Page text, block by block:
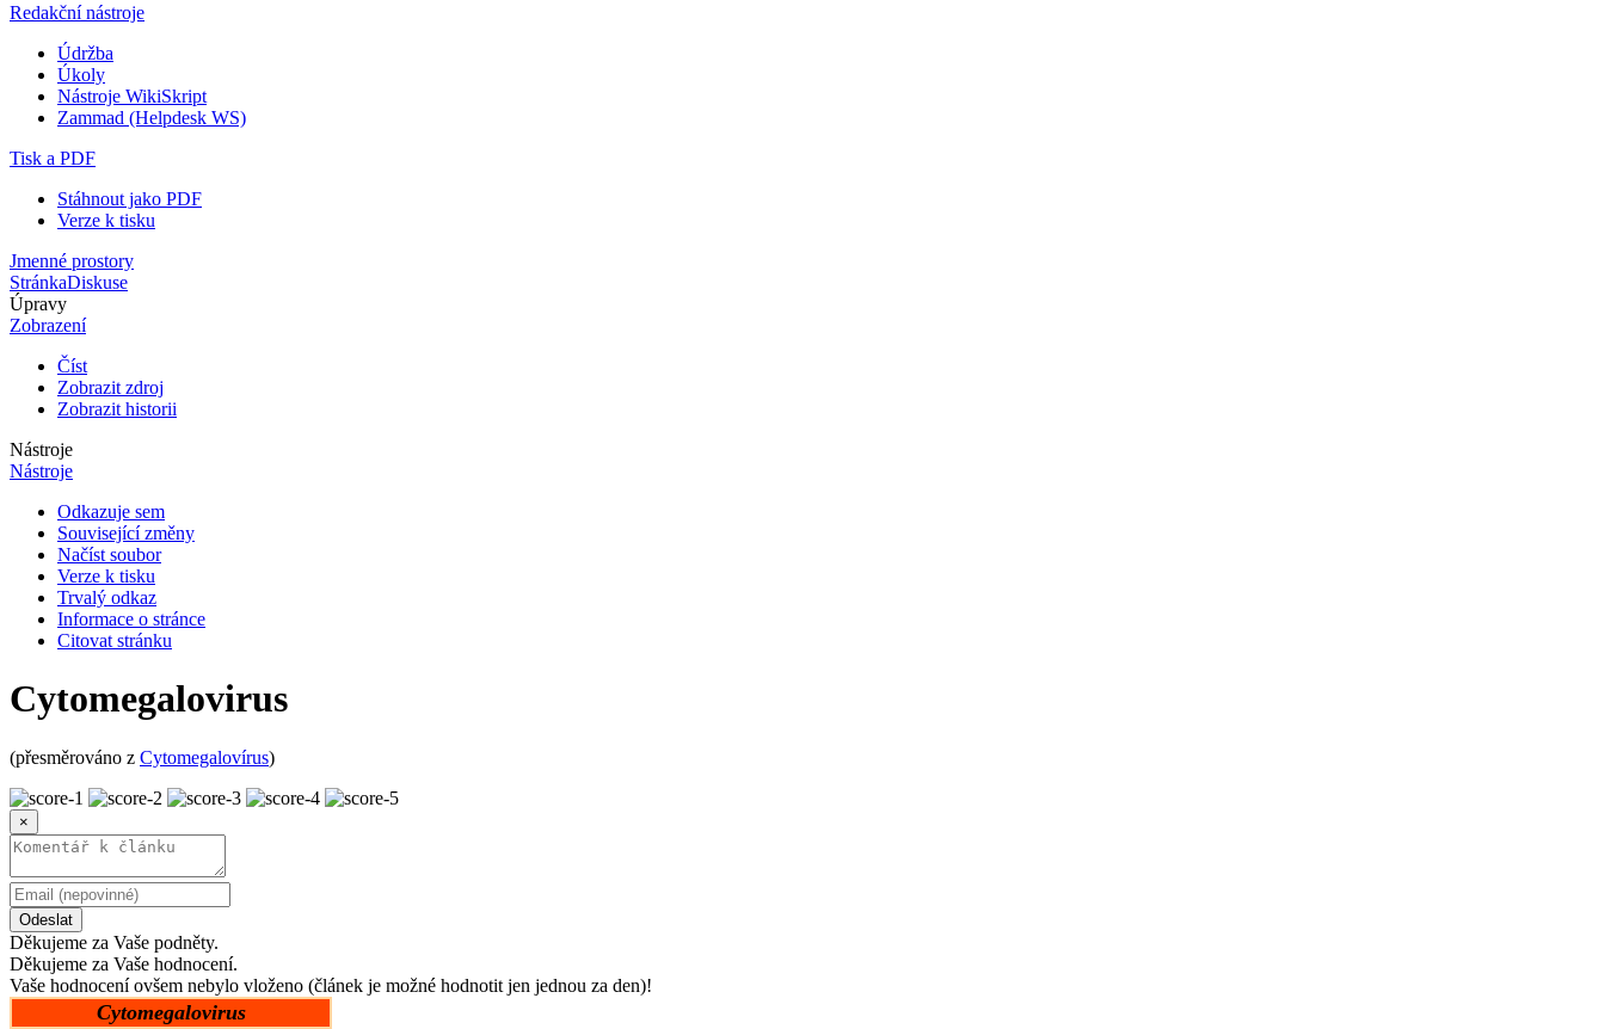
Redakční nástroje
Údržba
Úkoly
Nástroje WikiSkript
Zammad (Helpdesk WS)
Tisk a PDF
Stáhnout jako PDF
Verze k tisku
Jmenné prostory
StránkaDiskuse
Úpravy
Zobrazení
Číst
Zobrazit zdroj
Zobrazit historii
Nástroje
Nástroje
Odkazuje sem
Související změny
Načíst soubor
Verze k tisku
Trvalý odkaz
Informace o stránce
Citovat stránku
Cytomegalovirus
(přesměrováno z Cytomegalovírus)
×
Odeslat
Děkujeme za Vaše podněty.
Děkujeme za Vaše hodnocení.
Vaše hodnocení ovšem nebylo vloženo (článek je možné hodnotit jen jednou za den)!
Cytomegalovirus